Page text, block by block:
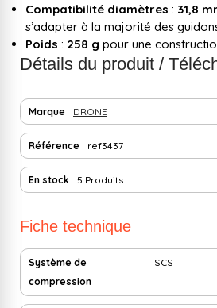
Compatibilité diamètres : 31,8
s’adapter à la majorité des
Poids : 258 g pour une
Détails du produit /
Marque DRONE
Référence ref3437
En stock 5 Produits
Fiche technique
Système de
compression
SCS